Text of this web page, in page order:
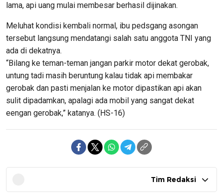
lama, api uang mulai membesar berhasil dijinakan.
Meluhat kondisi kembali normal, ibu pedsgang asongan
tersebut langsung mendatangi salah satu anggota TNI yang
ada di dekatnya.
“Bilang ke teman-teman jangan parkir motor dekat gerobak,
untung tadi masih beruntung kalau tidak api membakar
gerobak dan pasti menjalan ke motor dipastikan api akan
sulit dipadamkan, apalagi ada mobil yang sangat dekat
eengan gerobak,” katanya. (HS-16)
Tim Redaksi